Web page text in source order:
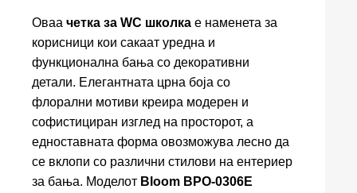
Оваа четка за WC школка е наменета за
корисници кои сакаат уредна и
функционална бања со декоративни
детали. Елегантната црна боја со
флорални мотиви креира модерен и
софистициран изглед на просторот, а
едноставната форма овозможува лесно да
се вклопи со различни стилови на ентериер
за бања. Моделот Bloom BPO-0306E